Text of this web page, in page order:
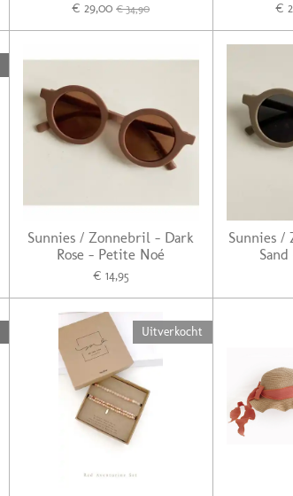
€ 29,00 € 34,90 €
Sunnies / Zonnebril - Dark
Rose - Petite Noé
€ 14,95
Sunnies /
Uitverkocht